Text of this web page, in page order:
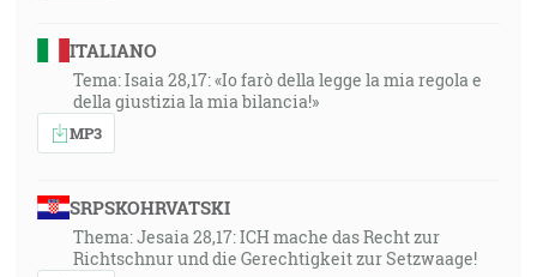
ITALIANO
Tema: Isaia 28,17: «Io farò della legge la mia regola e
della giustizia la mia bilancia!»
MP3
SRPSKOHRVATSKI
Thema: Jesaia 28,17: ICH mache das Recht zur
Richtschnur und die Gerechtigkeit zur Setzwaage!